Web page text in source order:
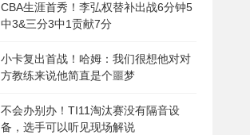
CBA生涯首秀！李弘权替补出战6分钟5
中3&三分3中1贡献7分
小卡复出首战！哈姆：我们很想他对对
方教练来说他简直是个噩梦
不会办别办！TI11淘汰赛没有隔音设
备，选手可以听见现场解说